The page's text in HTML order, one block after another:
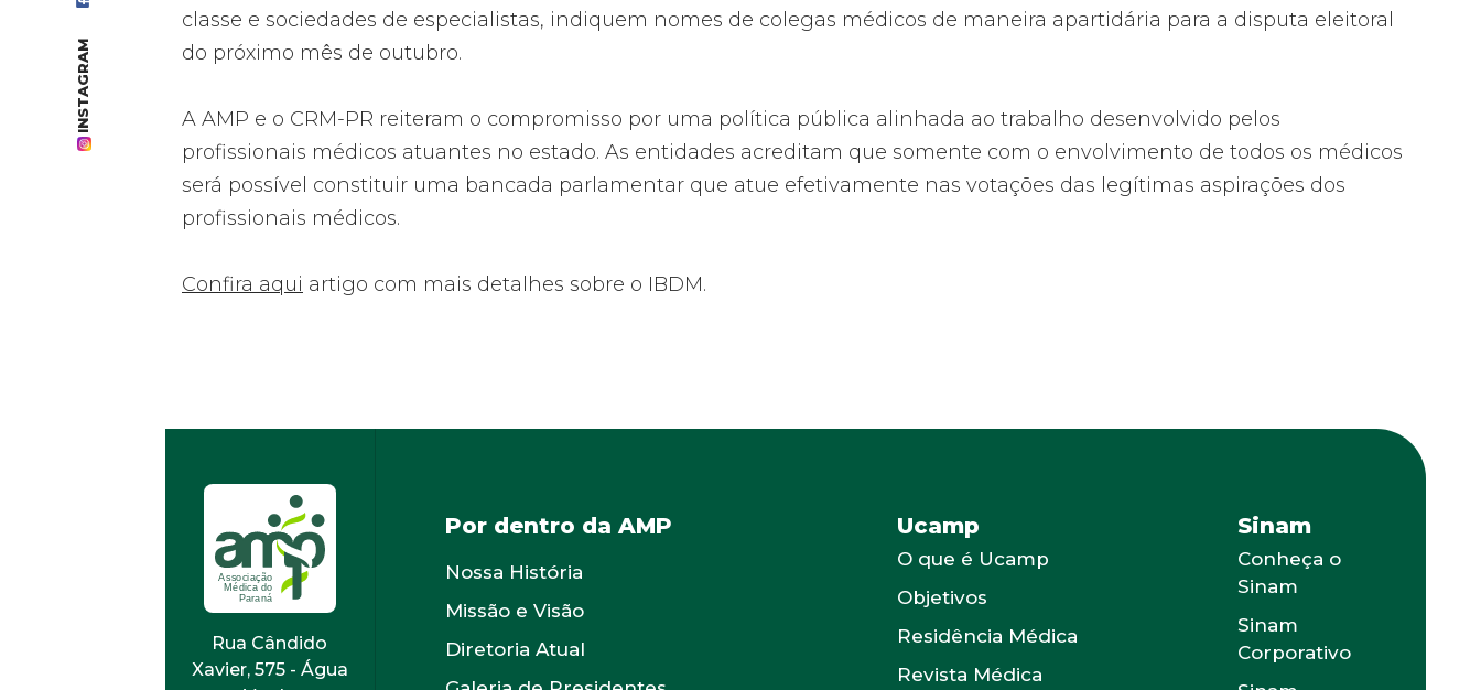
INSTAGRAM
classe e sociedades de especialistas, indiquem nomes de colegas médicos de maneira apartidária para a disputa eleitoral
do próximo mês de outubro.
A AMP e o CRM-PR reiteram o compromisso por uma política pública alinhada ao trabalho desenvolvido pelos
profissionais médicos atuantes no estado. As entidades acreditam que somente com o envolvimento de todos os médicos
será possível constituir uma bancada parlamentar que atue efetivamente nas votações das legítimas aspirações dos
profissionais médicos.
Confira aqui artigo com mais detalhes sobre o IBDM.
Rua Cândido
Xavier, 575 - Água
Por dentro da AMP
Nossa História
Missão e Visão
Diretoria Atual
Ucamp
O que é Ucamp
Objetivos
Residência Médica
Revista Médica
Sinam
Conheça o
Sinam
Sinam
Corporativo